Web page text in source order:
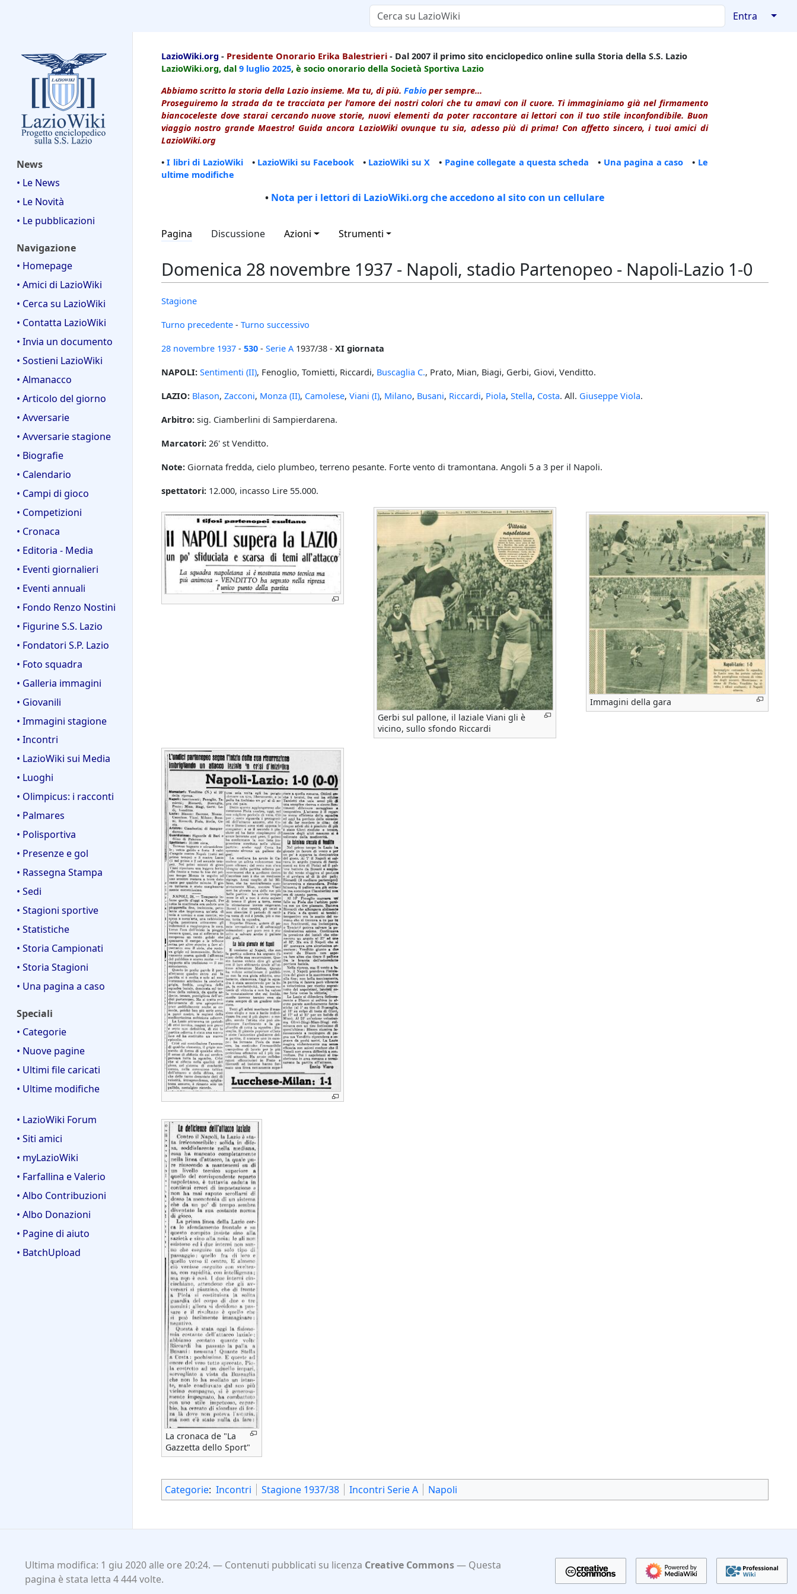
Entra ↓
News
• Le News
• Le Novità
• Le pubblicazioni
Navigazione
• Homepage
• Amici di LazioWiki
• Cerca su LazioWiki
• Contatta LazioWiki
• Invia un documento
• Sostieni LazioWiki
• Almanacco
• Articolo del giorno
• Avversarie
• Avversarie stagione
• Biografie
• Calendario
• Campi di gioco
• Competizioni
• Cronaca
• Editoria - Media
• Eventi giornalieri
• Eventi annuali
• Fondo Renzo Nostini
• Figurine S.S. Lazio
• Fondatori S.P. Lazio
• Foto squadra
• Galleria immagini
• Giovanili
• Immagini stagione
• Incontri
• LazioWiki sui Media
• Luoghi
• Olimpicus: i racconti
• Palmares
• Polisportiva
• Presenze e gol
• Rassegna Stampa
• Sedi
• Stagioni sportive
• Statistiche
• Storia Campionati
• Storia Stagioni
• Una pagina a caso
Speciali
• Categorie
• Nuove pagine
• Ultimi file caricati
• Ultime modifiche
• LazioWiki Forum
• Siti amici
• myLazioWiki
• Farfallina e Valerio
• Albo Contribuzioni
• Albo Donazioni
• Pagine di aiuto
• BatchUpload
LazioWiki.org - Presidente Onorario Erika Balestrieri - Dal 2007 il primo sito enciclopedico online sulla Storia della S.S. Lazio
LazioWiki.org, dal 9 luglio 2025, è socio onorario della Società Sportiva Lazio
Abbiamo scritto la storia della Lazio insieme. Ma tu, di più. Fabio per sempre...
Proseguiremo la strada da te tracciata per l'amore dei nostri colori che tu amavi con il cuore. Ti immaginiamo già nel firmamento
biancoceleste dove starai cercando nuove storie, nuovi elementi da poter raccontare ai lettori con il tuo stile inconfondibile. Buon
viaggio nostro grande Maestro! Guida ancora LazioWiki ovunque tu sia, adesso più di prima! Con affetto sincero, i tuoi amici di
LazioWiki.org
•I libri di LazioWiki• LazioWiki su Facebook • LazioWiki su X • Pagine collegate a questa scheda • Una pagina a caso • Le
ultime modifiche
• Nota per i lettori di LazioWiki.org che accedono al sito con un cellulare
Pagina Discussione Azioni Strumenti
Domenica 28 novembre 1937 - Napoli, stadio Partenopeo - Napoli-Lazio 1-0
Stagione
Turno precedente - Turno successivo
28 novembre 1937 - 530 - Serie A 1937/38 - XI giornata
NAPOLI: Sentimenti (II), Fenoglio, Tomietti, Riccardi, Buscaglia C., Prato, Mian, Biagi, Gerbi, Giovi, Venditto.
LAZIO: Blason, Zacconi, Monza (II), Camolese, Viani (I), Milano, Busani, Riccardi, Piola, Stella, Costa. All. Giuseppe Viola.
Arbitro: sig. Ciamberlini di Sampierdarena.
Marcatori: 26' st Venditto.
Note: Giornata fredda, cielo plumbeo, terreno pesante. Forte vento di tramontana. Angoli 5 a 3 per il Napoli.
spettatori: 12.000, incasso Lire 55.000.
Immagini della gara
Gerbi sul pallone, il laziale Viani gli è
vicino, sullo sfondo Riccardi
La cronaca de "La
Gazzetta dello Sport"
Categorie: Incontri Stagione 1937/38 Incontri Serie A Napoli
Ultima modifica: 1 giu 2020 alle ore 20:24. Contenuti pubblicati su licenza Creative Commons
Questa
pagina è stata letta 4 444 volte.